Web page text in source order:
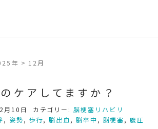
年 > 12月
ケアしてますか？
月10日 カテゴリー:脳梗塞リハビリ
, 姿勢, 歩行,脳出血 , 脳卒中 , 脳梗塞,腹圧